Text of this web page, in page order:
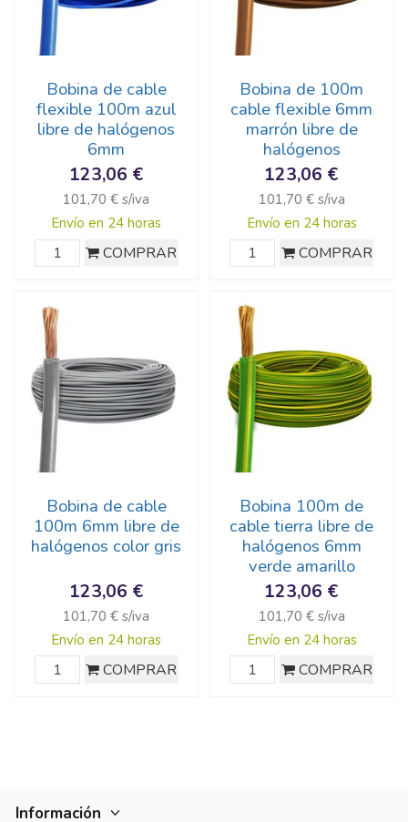
Bobina de cable
flexible 100m azul
libre de halógenos
6mm
123,06 €
101,70 € s/iva
Envío en 24 horas
COMPRAR
Bobina de 100m
cable flexible 6mm
marrón libre de
halógenos
123,06 €
101,70 € s/iva
Envío en 24 horas
COMPRAR
Bobina de cable
100m 6mm libre de
halógenos color gris
123,06 €
101,70 € s/iva
Envío en 24 horas
COMPRAR
Bobina 100m de
cable tierra libre de
halógenos 6mm
verde amarillo
123,06 €
101,70 € s/iva
Envío en 24 horas
COMPRAR
Información